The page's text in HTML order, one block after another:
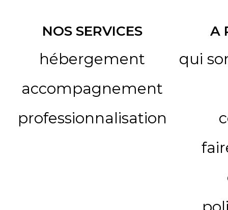
NOS SERVICES
hébergement
accompagnement
professionnalisation
A
qui